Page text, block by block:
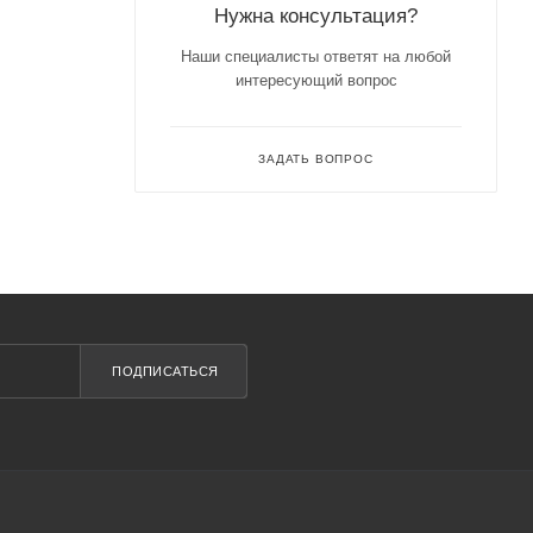
Нужна консультация?
Наши специалисты ответят на любой
интересующий вопрос
ЗАДАТЬ ВОПРОС
ПОДПИСАТЬСЯ